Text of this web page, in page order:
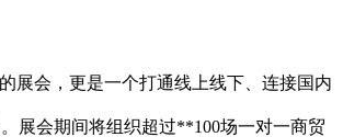
展会，更是一个打通线上线下、连接国内
展会期间将组织超过**100场一对一商贸